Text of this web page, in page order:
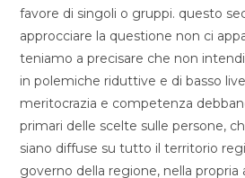
favore di singoli o gruppi. questo
approcciare la questione non ci
teniamo a precisare che non
in polemiche riduttive e di basso
meritocrazia e competenza
primari delle scelte sulle persone,
siano diffuse su tutto il territorio
governo della regione, nella propria